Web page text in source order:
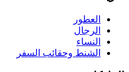
العطور
الرجال
النساء
الشنط وحقائب السفر